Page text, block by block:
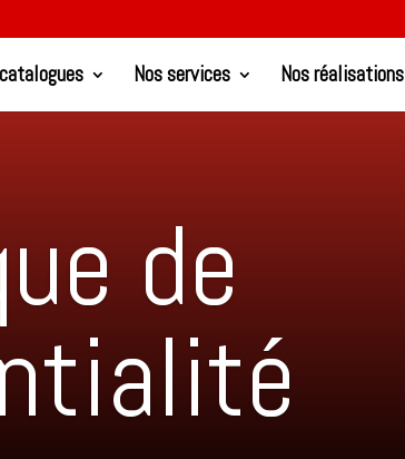
Nos services Nos réalisations
de